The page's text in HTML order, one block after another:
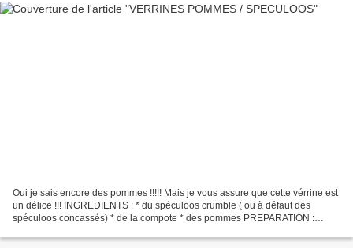
Oui je sais encore des pommes !!!!! Mais je vous assure que cette vérrine est
un délice !!! INGREDIENTS : * du spéculoos crumble ( ou à défaut des
spéculoos concassés) * de la compote * des pommes PREPARATION :